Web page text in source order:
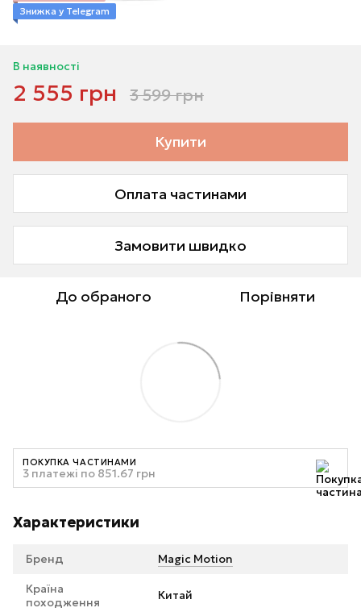
Знижка у Telegram
В наявності
2 555 грн 3 599 грн
Купити
Оплата частинами
Замовити швидко
До обраного Порівняти
ПОКУПКА ЧАСТИНАМИ
3 платежі по 851.67 грн
Характеристики
Бренд Magic Motion
Країна
походження
Китай